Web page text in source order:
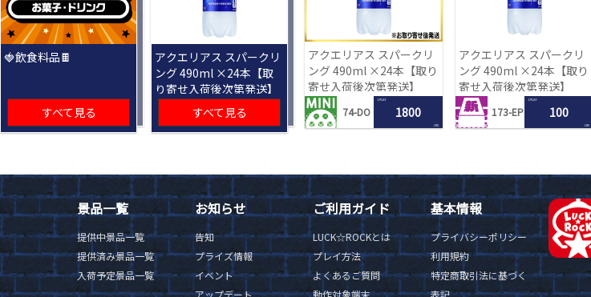
🍓飲食料品🍫
すべて見る
アクエリアス スパークリ
ング 490ml ×24本【取
り寄せ入荷後次第発送】
すべて見る
アクエリアス スパークリ
ング 490ml ×24本【取り
寄せ入荷後次第発送】
74-DO
1 PLAY
1800
LRC
アクエリアス スパークリ
ング 490ml ×24本【取り
寄せ入荷後次第発送】
173-EP
1 PLAY
100
LRC
景品一覧
提供中景品一覧
提供済み景品一覧
入荷予定景品一覧
お知らせ
告知
プライズ情報
イベント
アップデート
ご利用ガイド
LUCK☆ROCKとは
プレイ方法
よくあるご質問
動作対象端末
基本情報
プライバシーポリシー
利用規約
特定商取引法に基づく
表記